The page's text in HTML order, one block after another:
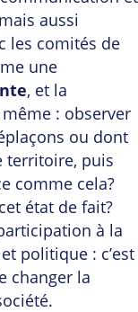
aussi
les comités de
une
, et la
: observer
ou dont
territoire, puis
comme cela?
état de fait?
à la
politique : c’est
changer la